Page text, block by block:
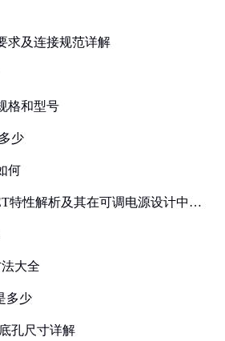
求及连接规范详解
格和型号
少
何
特性解析及其在可调电源设计中的
大全
多少
孔尺寸详解